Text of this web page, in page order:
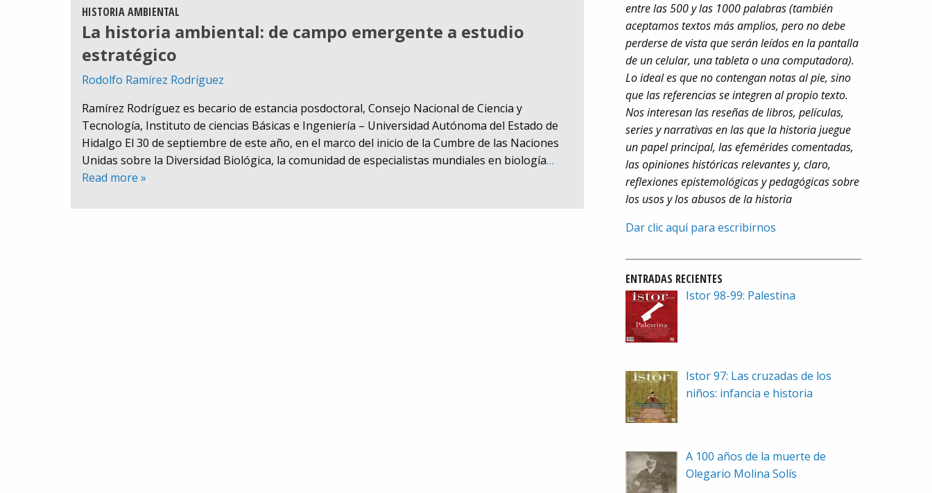
HISTORIA AMBIENTAL
La historia ambiental: de campo emergente a estudio
estratégico
Rodolfo Ramírez Rodríguez
Ramírez Rodríguez es becario de estancia posdoctoral, Consejo Nacional de Ciencia y
Tecnología, Instituto de ciencias Básicas e Ingeniería – Universidad Autónoma del Estado de
Hidalgo El 30 de septiembre de este año, en el marco del inicio de la Cumbre de las Naciones
Unidas sobre la Diversidad Biológica, la comunidad de especialistas mundiales en biología…
Read more »
entre las 500 y las 1000 palabras (también
aceptamos textos más amplios, pero no debe
perderse de vista que serán leídos en la pantalla
de un celular, una tableta o una computadora).
Lo ideal es que no contengan notas al pie, sino
que las referencias se integren al propio texto.
Nos interesan las reseñas de libros, películas,
series y narrativas en las que la historia juegue
un papel principal, las efemérides comentadas,
las opiniones históricas relevantes y, claro,
reflexiones epistemológicas y pedagógicas sobre
los usos y los abusos de la historia
Dar clic aquí para escribirnos
ENTRADAS RECIENTES
Istor 98-99: Palestina
Istor 97: Las cruzadas de los
niños: infancia e historia
A 100 años de la muerte de
Olegario Molina Solís